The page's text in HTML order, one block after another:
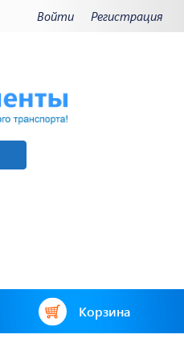
Войти Регистрация
Корзина